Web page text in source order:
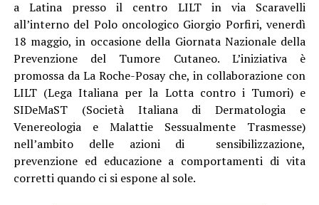
a Latina presso il centro LILT in via Scaravelli
all’interno del Polo oncologico Giorgio Porfiri, venerdì
18 maggio, in occasione della Giornata Nazionale della
Prevenzione del Tumore Cutaneo. L’iniziativa è
promossa da La Roche-Posay che, in collaborazione con
LILT (Lega Italiana per la Lotta contro i Tumori) e
SIDeMaST (Società Italiana di Dermatologia e
Venereologia e Malattie Sessualmente Trasmesse)
nell’ambito delle azioni di sensibilizzazione,
prevenzione ed educazione a comportamenti di vita
corretti quando ci si espone al sole.